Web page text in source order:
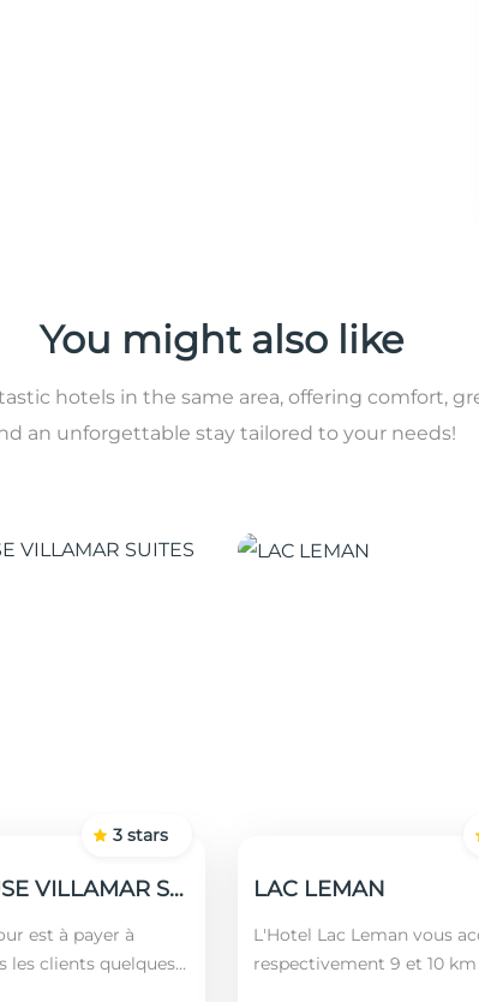
You might also like
hotels in the same area, offering comfort,
an unforgettable stay tailored to your needs!
GUEST HOUSE VILLAMAR SUITES & VILLAS
est à payer à
les clients quelques
3 stars
LAC LEMAN
L'Hotel Lac Leman vous
respectivement 9 et 10 km